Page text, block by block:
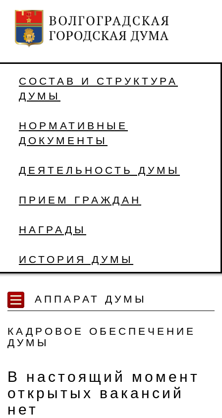
СОСТАВ И СТРУКТУРА
ДУМЫ
НОРМАТИВНЫЕ
ДОКУМЕНТЫ
ДЕЯТЕЛЬНОСТЬ ДУМЫ
ПРИЕМ ГРАЖДАН
НАГРАДЫ
ИСТОРИЯ ДУМЫ
АППАРАТ ДУМЫ
КАДРОВОЕ ОБЕСПЕЧЕНИЕ
ДУМЫ
В настоящий момент
открытых вакансий
нет